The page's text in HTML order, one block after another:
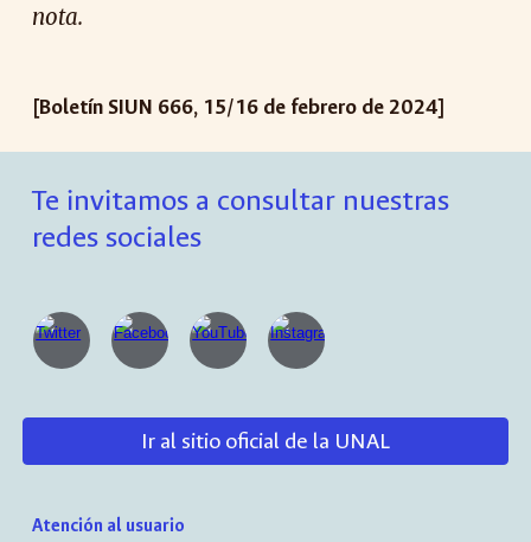
nota.
[Boletín SIUN 666, 15/16 de febrero de 2024]
Te invitamos a consultar nuestras
redes sociales
Ir al sitio oficial de la UNAL
Atención al usuario